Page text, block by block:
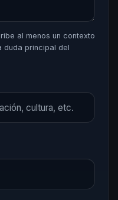
al menos un contexto
duda principal del